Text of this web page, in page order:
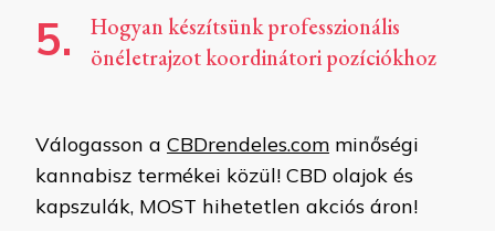
Hogyan készítsünk professzionális
önéletrajzot koordinátori pozíciókhoz
Válogasson a CBDrendeles.com minőségi
kannabisz termékei közül! CBD olajok és
kapszulák, MOST hihetetlen akciós áron!